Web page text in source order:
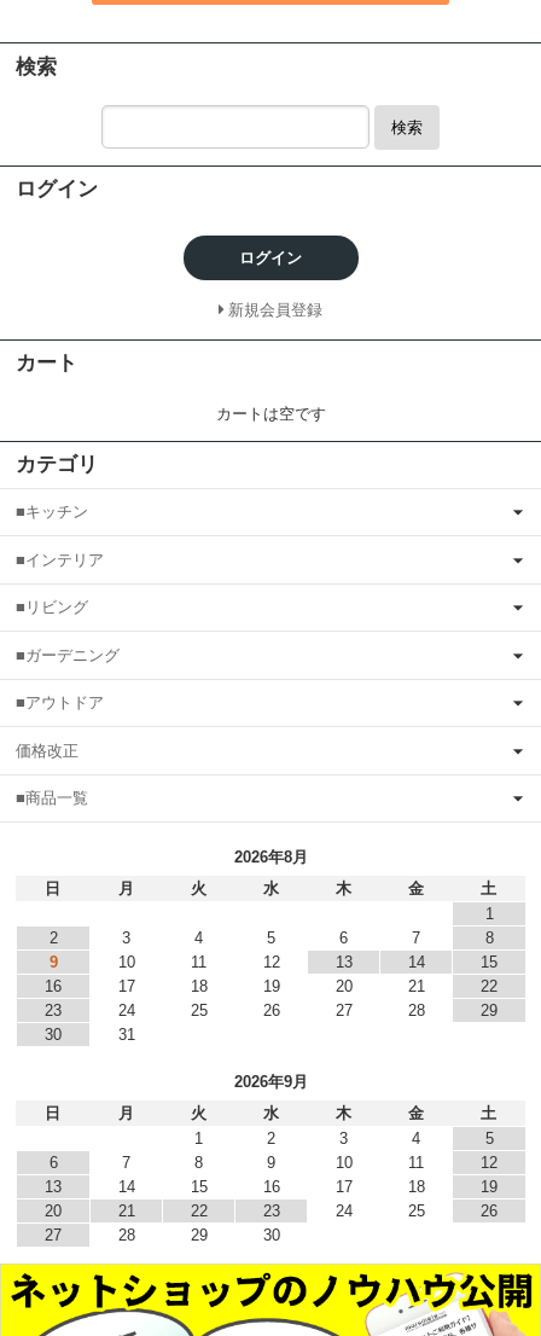
検索
検索
ログイン
ログイン
新規会員登録
カート
カートは空です
カテゴリ
■キッチン
■インテリア
■リビング
■ガーデニング
■アウトドア
価格改正
■商品一覧
2026年8月
日
月 火 水 木 金
土
1
2
3 4 5 6 7
8
9
10 11 12 13 14
15
16
17 18 19 20 21
22
23
24 25 26 27 28
29
30
31
2026年9月
日
月 火 水 木 金
土
1
2 3 4
5
6
7 8 9 10 11
12
13
14 15 16 17 18
19
20
21 22 23 24 25
26
27
28 29 30